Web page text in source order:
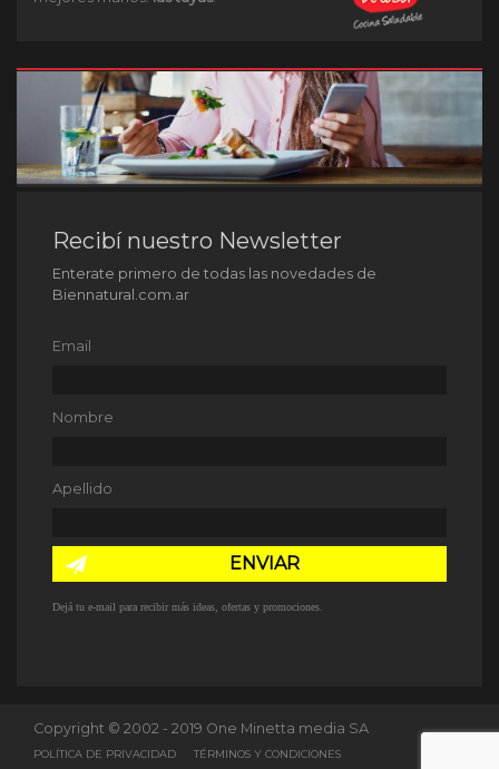
Recibí nuestro Newsletter
Enterate primero de todas las novedades de
Biennatural.com.ar
Email
Nombre
Apellido
ENVIAR
Dejá tu e-mail para recibir más ideas, ofertas y promociones.
Copyright © 2002 - 2019 One Minetta media SA
POLÍTICA DE PRIVACIDAD TÉRMINOS Y CONDICIONES